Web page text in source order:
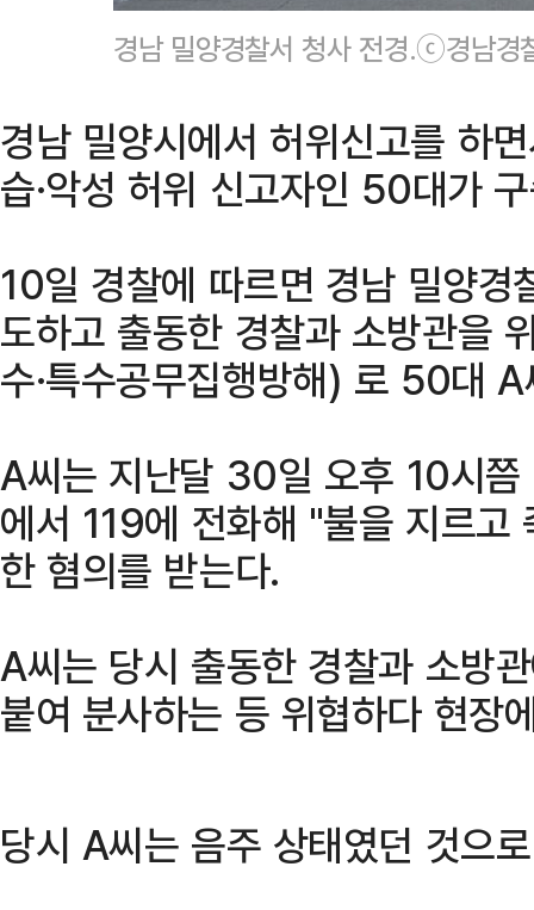
경남 밀양경찰서 청사 전경.ⓒ경남경
경남 밀양시에서 허위신고를 하
습·악성 허위 신고자인 50대가
10일 경찰에 따르면 경남 밀양경
도하고 출동한 경찰과 소방관을
수·특수공무집행방해) 로 50대
A씨는 지난달 30일 오후 10시쯤
에서 119에 전화해 "불을 지르고
한 혐의를 받는다.
A씨는 당시 출동한 경찰과 소방
붙여 분사하는 등 위협하다 현장
당시 A씨는 음주 상태였던 것으